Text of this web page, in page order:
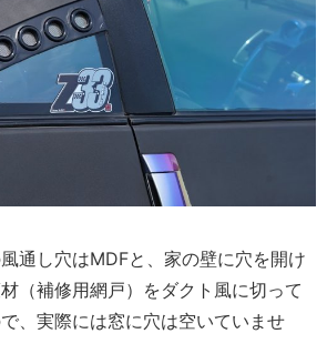
通し穴はMDFと、家の壁に穴を開け
（補修用網戸）をダクト風に切って
、実際には窓に穴は空いていませ